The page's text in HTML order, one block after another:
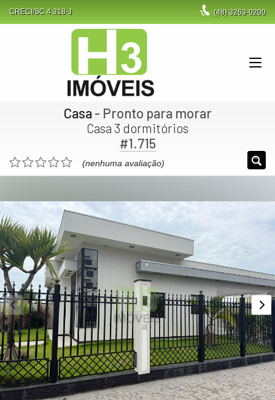
CRECI/SC 4.318-J (48)3263-0200
Casa- Pronto para morar
Casa 3 dormitórios
#1.715
(nenhuma avaliação)